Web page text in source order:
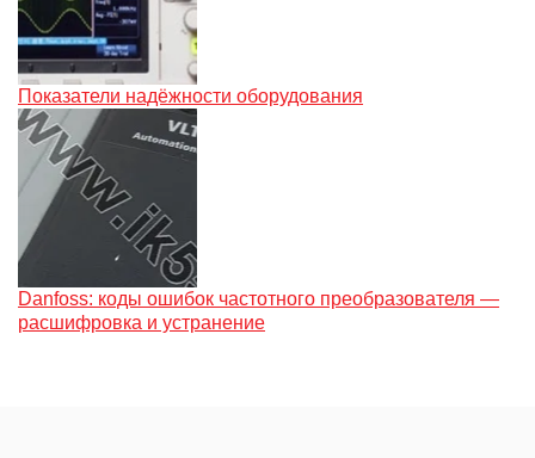
Показатели надёжности оборудования
Danfoss: коды ошибок частотного преобразователя —
расшифровка и устранение